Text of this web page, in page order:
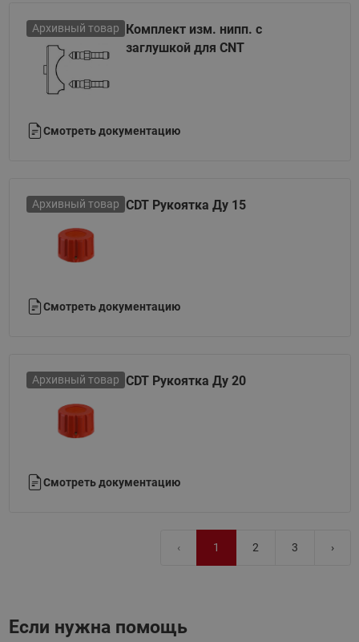
Архивный товар
Комплект изм. нипп. с
заглушкой для CNT
Смотреть документацию
Архивный товар CDT Рукоятка Ду 15
Смотреть документацию
Архивный товар CDT Рукоятка Ду 20
Смотреть документацию
‹ 1 2 3 ›
Если нужна помощь